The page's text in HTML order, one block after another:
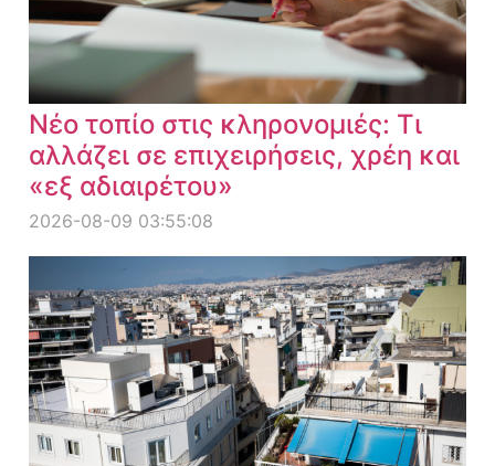
Νέο τοπίο στις κληρονομιές: Τι
αλλάζει σε επιχειρήσεις, χρέη και
«εξ αδιαιρέτου»
2026-08-09 03:55:08